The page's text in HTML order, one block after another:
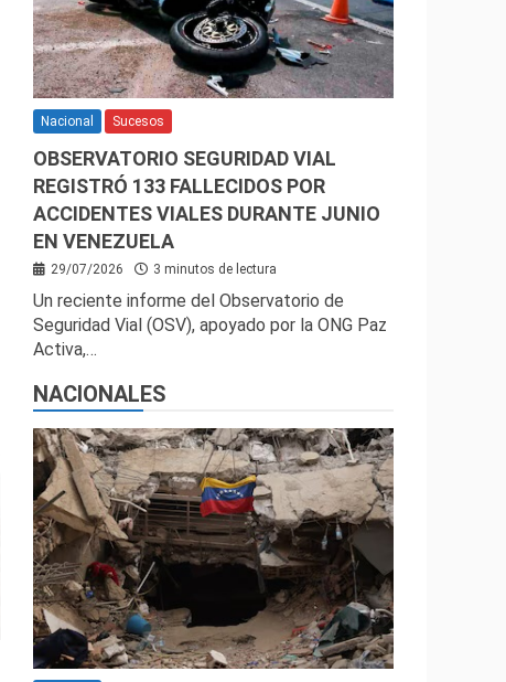
Nacional Sucesos
OBSERVATORIO SEGURIDAD VIAL
REGISTRÓ 133 FALLECIDOS POR
ACCIDENTES VIALES DURANTE JUNIO
EN VENEZUELA
29/07/2026 3 minutos de lectura
Un reciente informe del Observatorio de
Seguridad Vial (OSV), apoyado por la ONG Paz
Activa,…
NACIONALES